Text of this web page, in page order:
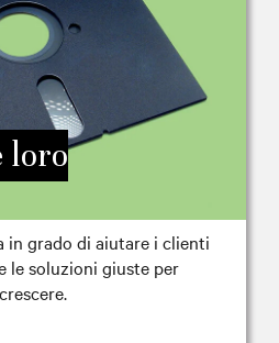
loro
in grado di aiutare i clienti
le soluzioni giuste per
crescere.